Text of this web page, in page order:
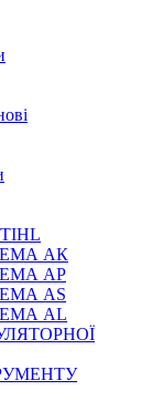
АК
АР
AS
AL